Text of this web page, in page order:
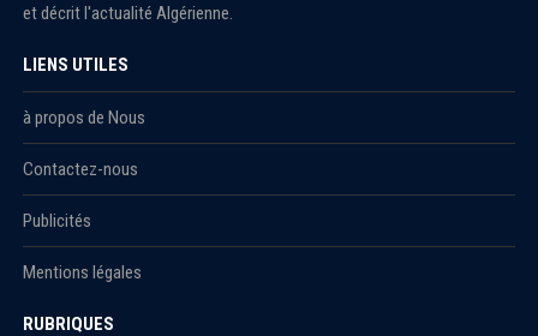
et décrit l'actualité Algérienne.
LIENS UTILES
à propos de Nous
Contactez-nous
Publicités
Mentions légales
RUBRIQUES